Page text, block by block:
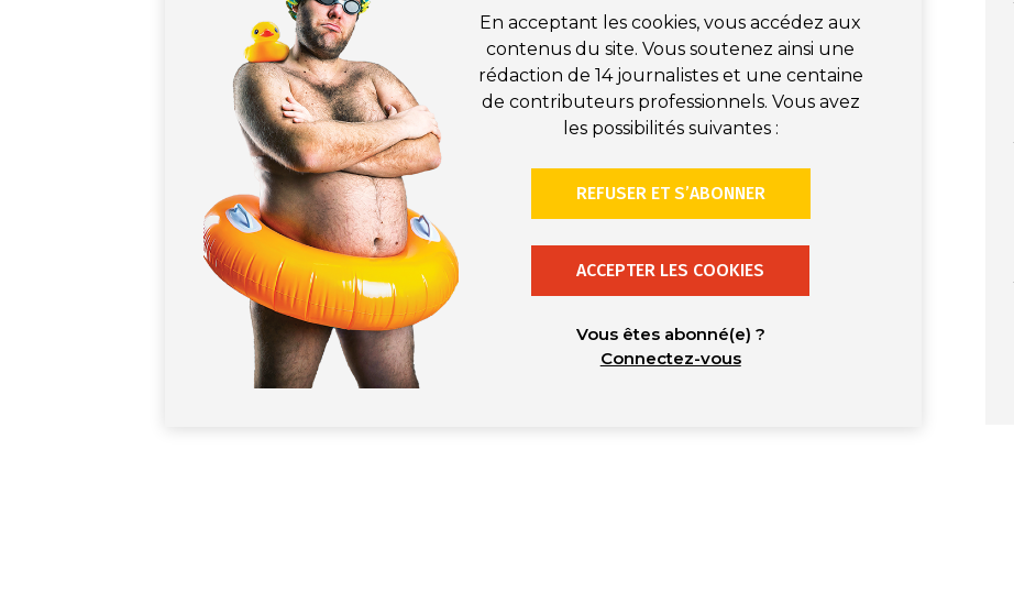
En acceptant les cookies, vous accédez aux
contenus du site. Vous soutenez ainsi une
rédaction de 14 journalistes et une centaine
de contributeurs professionnels. Vous avez
les possibilités suivantes :
REFUSER ET S’ABONNER
ACCEPTER LES COOKIES
Vous êtes abonné(e) ?
Connectez-vous